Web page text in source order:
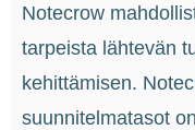
Notecrow
tarpeista lähtevän
kehittämisen.
suunnitelmatasot